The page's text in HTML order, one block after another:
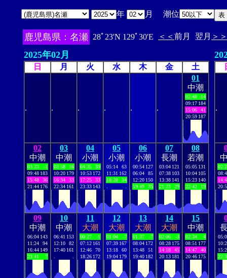
年 月 潮位
鹿児島県：名瀬 28ﾟ23'N 129ﾟ30'E ＜＜ 前月 翌月 ＞＞
2025年02月
日 月 火 水 木 金 土
. . . . . .
01
中潮
02:48 -14
09:17 184
15:06
41
20:59 187
02
中潮
03:23
-1
09:48 183
15:48
36
21:44 176
03
中潮
03:58
16
10:20 179
16:34
33
22:34 161
04
小潮
04:35
39
10:53 172
17:25
33
23:33 143
05
小潮
05:14
63
11:31 162
18:28
34
06
小潮
00:54 127
06:04
85
12:20 150
19:49
35
07
長潮
03:04 121
07:38 103
13:38 141
21:23
29
08
若潮
05:05 131
10:04 105
15:23 140
22:42
19
09
中潮
06:04 143
11:24
94
16:44 149
23:41
7
10
中潮
06:41 153
12:10
82
17:40 161
11
大潮
00:27
-1
07:12 161
12:46
70
18:26 172
12
大潮
01:04
-7
07:39 167
13:18
60
19:04 179
13
大潮
01:37
-7
08:04 172
13:48
51
19:40 182
14
大潮
02:06
-3
08:28 175
14:18
45
20:13 181
15
中潮
02:34
4
08:51 177
14:47
40
20:46 175
.